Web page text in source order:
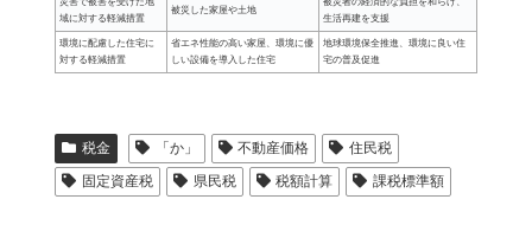
災害で被害を受けた地
域に対する軽減措置
被災した家屋や土地
被災者の経済的な負担を和らげ、
生活再建を支援
環境に配慮した住宅に
対する軽減措置
省エネ性能の高い家屋、環境に優
しい設備を導入した住宅
地球環境保全推進、環境に良い住
宅の普及促進
税金 「か」 不動産価格
住民税
固定資産税
県民税 税額計算 課税標準額